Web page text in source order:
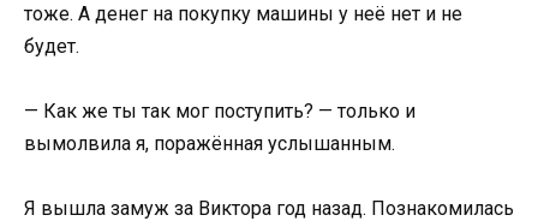
тоже. А денег на покупку машины у неё нет и не
будет.
— Как же ты так мог поступить? — только и
вымолвила я, поражённая услышанным.
Я вышла замуж за Виктора год назад. Познакомилась